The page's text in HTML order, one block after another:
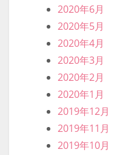
2020年6月
2020年5月
2020年4月
2020年3月
2020年2月
2020年1月
2019年12月
2019年11月
2019年10月